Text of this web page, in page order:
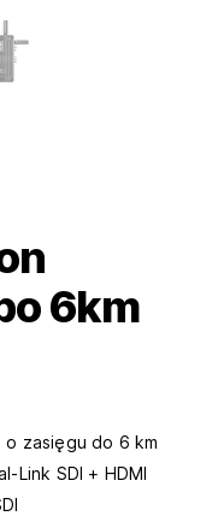
6km
o zasięgu do 6 km
Link SDI + HDMI